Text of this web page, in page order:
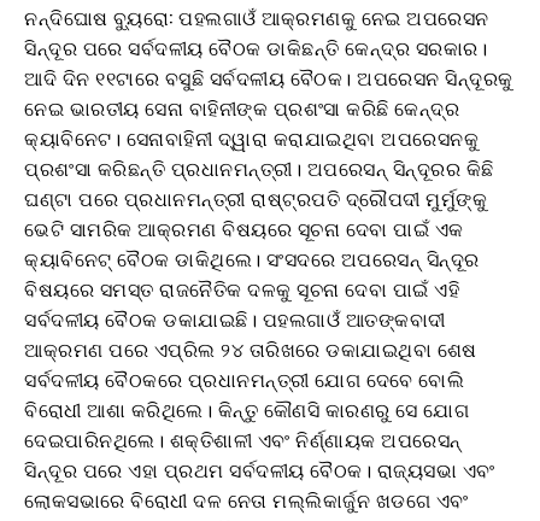
ନନ୍ଦିଘୋଷ ବ୍ୟୁରୋ: ପହଲଗାଓଁ ଆକ୍ରମଣକୁ ନେଇ ଅପରେସନ
ସିନ୍ଦୂର ପରେ ସର୍ବଦଳୀୟ ବୈଠକ ଡାକିଛନ୍ତି କେନ୍ଦ୍ର ସରକାର।
ଆଦି ଦିନ ୧୧ଟାରେ ବସୁଛି ସର୍ବଦଳୀୟ ବୈଠକ। ଅପରେସନ ସିନ୍ଦୂରକୁ
ନେଇ ଭାରତୀୟ ସେନା ବାହିନୀଙ୍କ ପ୍ରଶଂସା କରିଛି କେନ୍ଦ୍ର
କ୍ୟାବିନେଟ। ସେନାବାହିନୀ ଦ୍ୱାରା କରାଯାଇଥିବା ଅପରେସନକୁ
ପ୍ରଶଂସା କରିଛନ୍ତି ପ୍ରଧାନମନ୍ତ୍ରୀ। ଅପରେସନ୍ ସିନ୍ଦୂରର କିଛି
ଘଣ୍ଟା ପରେ ପ୍ରଧାନମନ୍ତ୍ରୀ ରାଷ୍ଟ୍ରପତି ଦ୍ରୌପଦୀ ମୁର୍ମୁଙ୍କୁ
ଭେଟି ସାମରିକ ଆକ୍ରମଣ ବିଷୟରେ ସୂଚନା ଦେବା ପାଇଁ ଏକ
କ୍ୟାବିନେଟ୍ ବୈଠକ ଡାକିଥିଲେ। ସଂସଦରେ ଅପରେସନ୍ ସିନ୍ଦୂର
ବିଷୟରେ ସମସ୍ତ ରାଜନୈତିକ ଦଳକୁ ସୂଚନା ଦେବା ପାଇଁ ଏହି
ସର୍ବଦଳୀୟ ବୈଠକ ଡକାଯାଇଛି। ପହଲଗାଓଁ ଆତଙ୍କବାଦୀ
ଆକ୍ରମଣ ପରେ ଏପ୍ରିଲ ୨୪ ତାରିଖରେ ଡକାଯାଇଥିବା ଶେଷ
ସର୍ବଦଳୀୟ ବୈଠକରେ ପ୍ରଧାନମନ୍ତ୍ରୀ ଯୋଗ ଦେବେ ବୋଲି
ବିରୋଧୀ ଆଶା କରିଥିଲେ। କିନ୍ତୁ କୌଣସି କାରଣରୁ ସେ ଯୋଗ
ଦେଇପାରିନଥିଲେ। ଶକ୍ତିଶାଳୀ ଏବଂ ନିର୍ଣ୍ଣାୟକ ଅପରେସନ୍
ସିନ୍ଦୂର ପରେ ଏହା ପ୍ରଥମ ସର୍ବଦଳୀୟ ବୈଠକ। ରାଜ୍ୟସଭା ଏବଂ
ଲୋକସଭାରେ ବିରୋଧୀ ଦଳ ନେତା ମଲ୍ଲିକାର୍ଜୁନ ଖଡଗେ ଏବଂ